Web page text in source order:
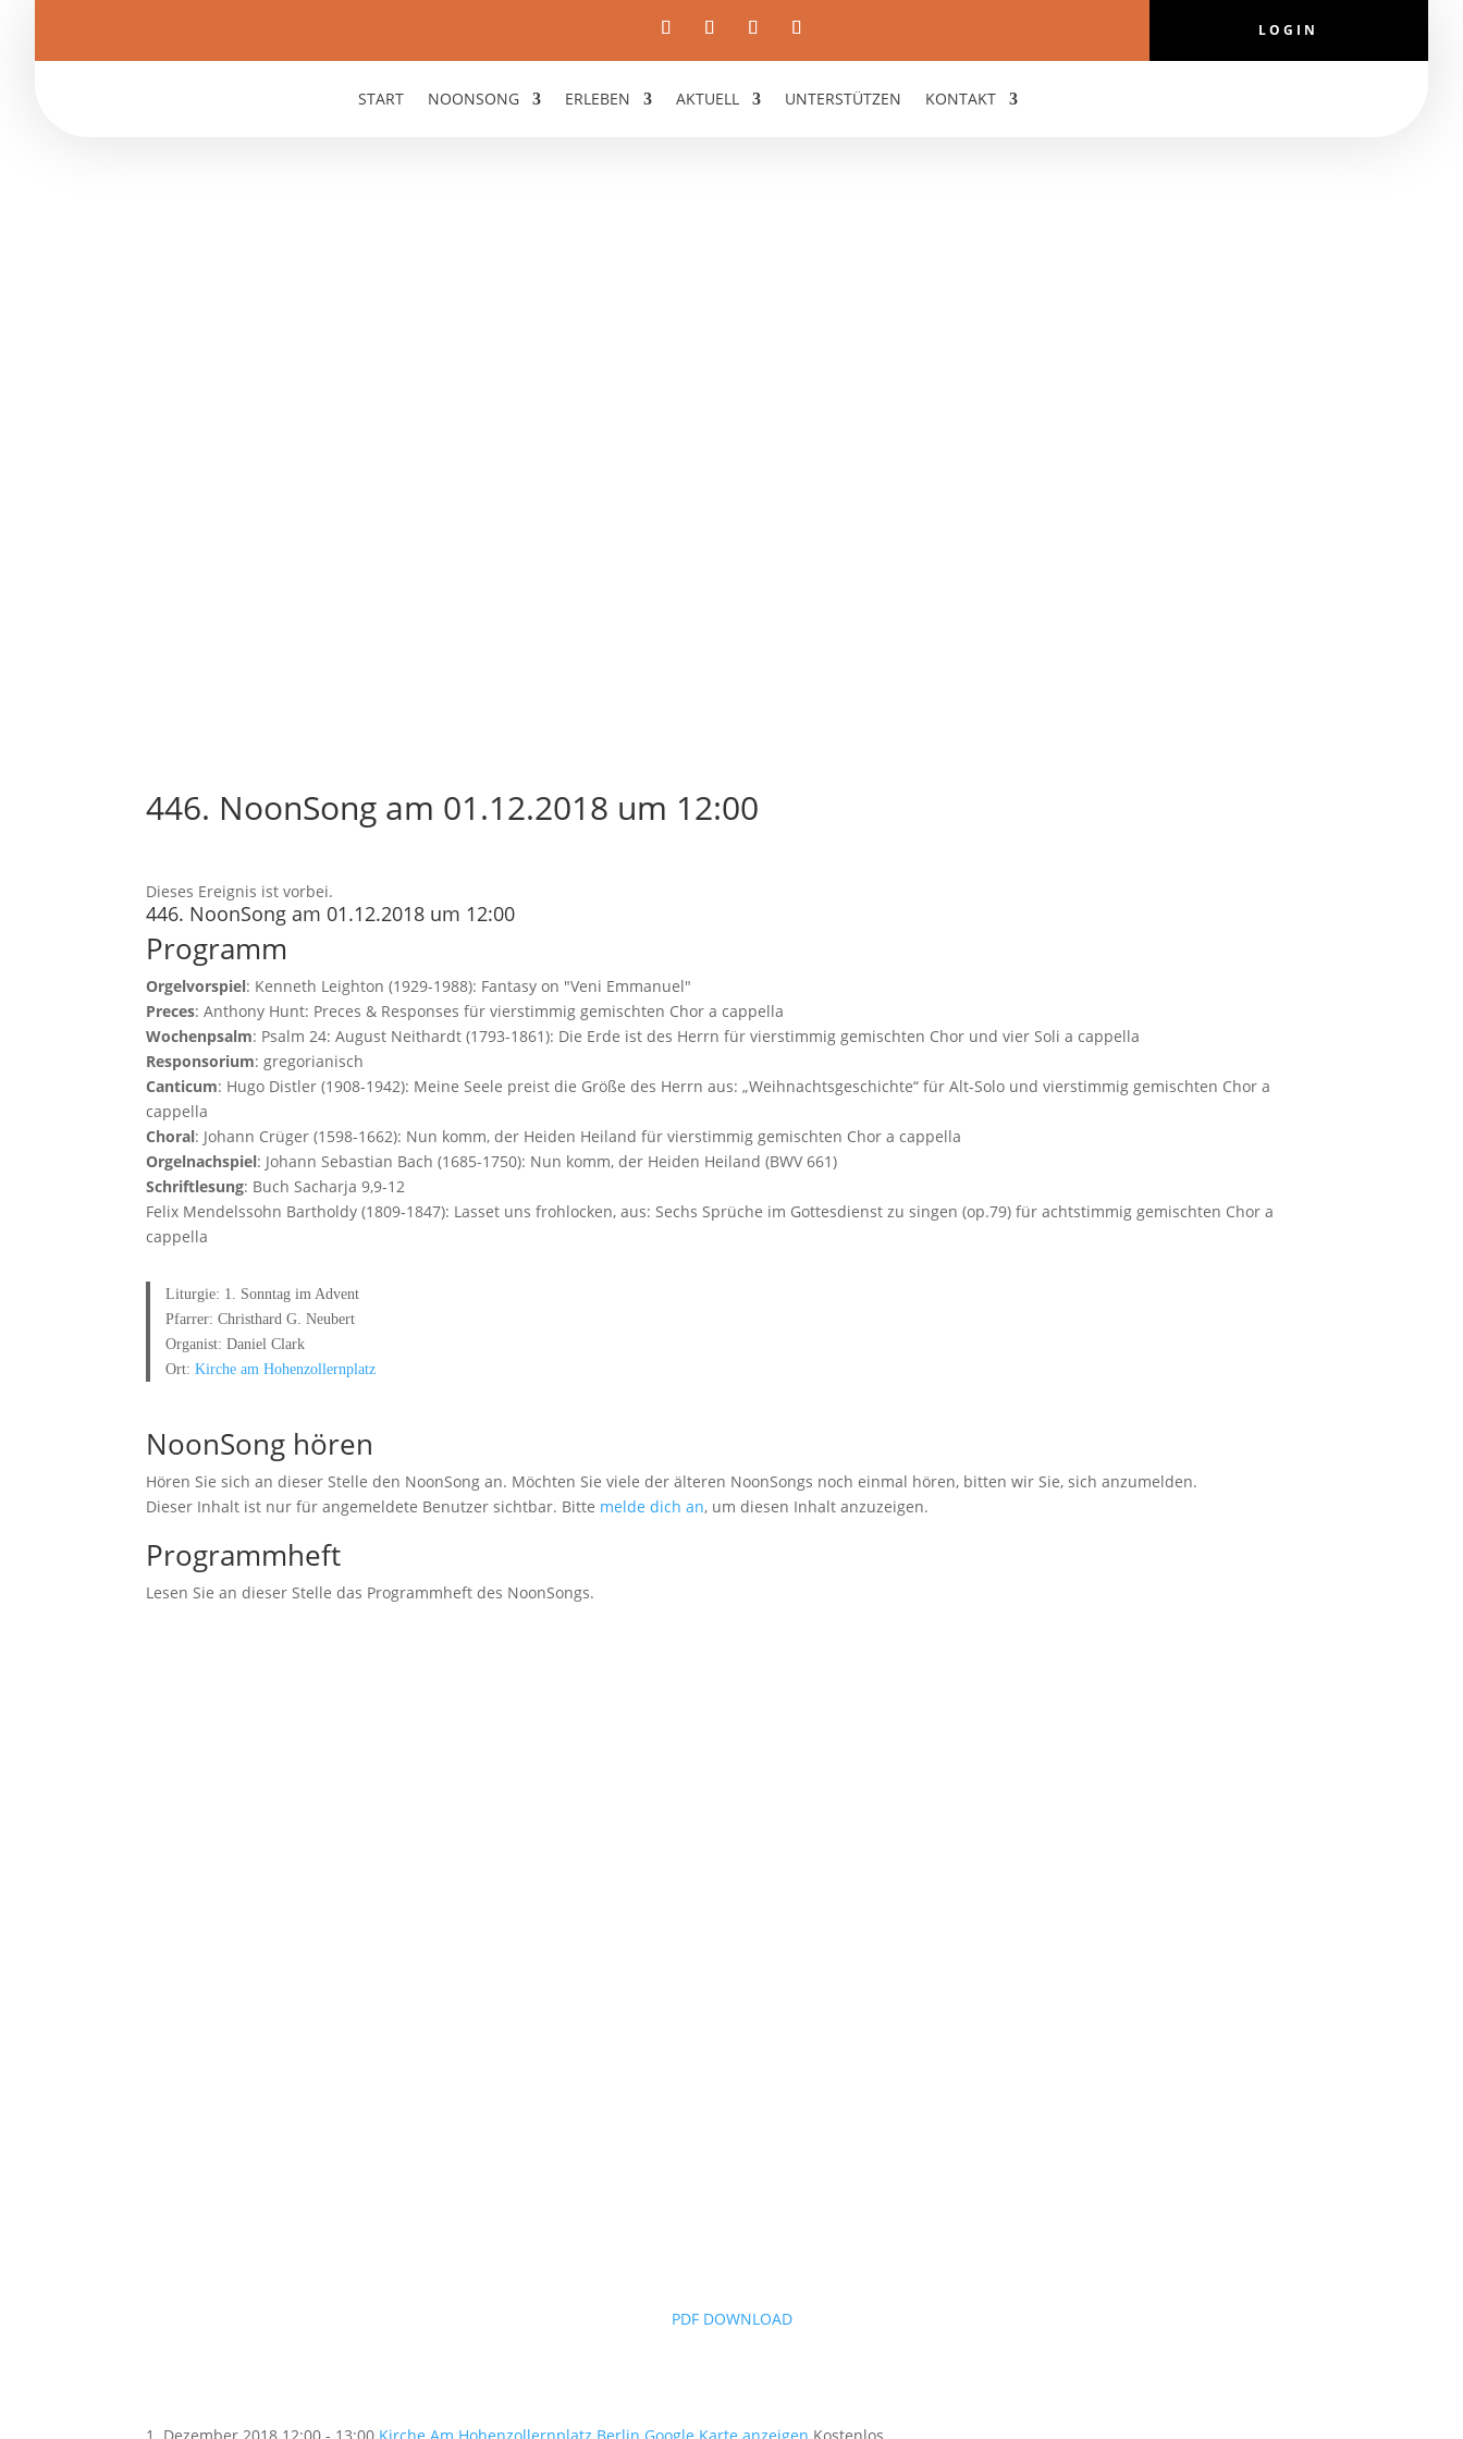
LOGIN
START NOONSONG ERLEBEN AKTUELL UNTERSTÜTZEN KONTAKT
446. NoonSong am 01.12.2018 um 12:00
Dieses Ereignis ist vorbei.
446. NoonSong am 01.12.2018 um 12:00
Programm
Orgelvorspiel: Kenneth Leighton (1929-1988): Fantasy on "Veni Emmanuel"
Preces: Anthony Hunt: Preces & Responses für vierstimmig gemischten Chor a cappella
Wochenpsalm: Psalm 24: August Neithardt (1793-1861): Die Erde ist des Herrn für vierstimmig gemischten Chor und vier Soli a cappella
Responsorium: gregorianisch
Canticum: Hugo Distler (1908-1942): Meine Seele preist die Größe des Herrn aus: „Weihnachtsgeschichte“ für Alt-Solo und vierstimmig gemischten Chor a
cappella
Choral: Johann Crüger (1598-1662): Nun komm, der Heiden Heiland für vierstimmig gemischten Chor a cappella
Orgelnachspiel: Johann Sebastian Bach (1685-1750): Nun komm, der Heiden Heiland (BWV 661)
Schriftlesung: Buch Sacharja 9,9-12
Felix Mendelssohn Bartholdy (1809-1847): Lasset uns frohlocken, aus: Sechs Sprüche im Gottesdienst zu singen (op.79) für achtstimmig gemischten Chor a
cappella
Liturgie: 1. Sonntag im Advent
Pfarrer: Christhard G. Neubert
Organist: Daniel Clark
Ort: Kirche am Hohenzollernplatz
NoonSong hören
Hören Sie sich an dieser Stelle den NoonSong an. Möchten Sie viele der älteren NoonSongs noch einmal hören, bitten wir Sie, sich anzumelden.
Dieser Inhalt ist nur für angemeldete Benutzer sichtbar. Bitte melde dich an, um diesen Inhalt anzuzeigen.
Programmheft
Lesen Sie an dieser Stelle das Programmheft des NoonSongs.
PDF DOWNLOAD